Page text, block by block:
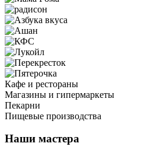
Кафе и рестораны
Магазины и гипермаркеты
Пекарни
Пищевые производства
Наши мастера